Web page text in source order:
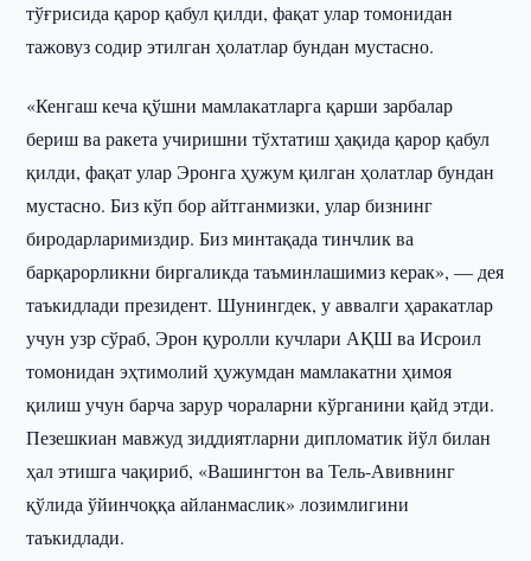
тўғрисида қарор қабул қилди, фақат улар томонидан
тажовуз содир этилган ҳолатлар бундан мустасно.
«Кенгаш кеча қўшни мамлакатларга қарши зарбалар
бериш ва ракета учиришни тўхтатиш ҳақида қарор қабул
қилди, фақат улар Эронга ҳужум қилган ҳолатлар бундан
мустасно. Биз кўп бор айтганмизки, улар бизнинг
биродарларимиздир. Биз минтақада тинчлик ва
барқарорликни биргаликда таъминлашимиз керак», — дея
таъкидлади президент. Шунингдек, у аввалги ҳаракатлар
учун узр сўраб, Эрон қуролли кучлари АҚШ ва Исроил
томонидан эҳтимолий ҳужумдан мамлакатни ҳимоя
қилиш учун барча зарур чораларни кўрганини қайд этди.
Пезешкиан мавжуд зиддиятларни дипломатик йўл билан
ҳал этишга чақириб, «Вашингтон ва Тель-Авивнинг
қўлида ўйинчоққа айланмаслик» лозимлигини
таъкидлади.